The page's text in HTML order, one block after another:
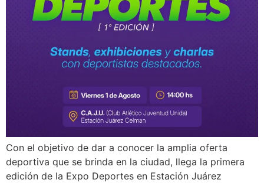
Con el objetivo de dar a conocer la amplia oferta
deportiva que se brinda en la ciudad, llega la primera
edición de la Expo Deportes en Estación Juárez